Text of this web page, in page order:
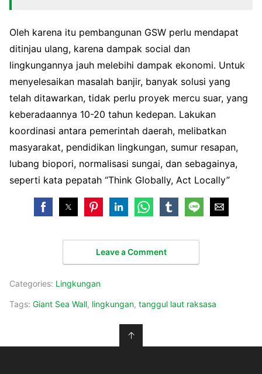
Oleh karena itu pembangunan GSW perlu mendapat
ditinjau ulang, karena dampak social dan
lingkungannya jauh melebihi dampak ekonomi. Untuk
menyelesaikan masalah banjir, banyak solusi yang
telah ditawarkan, tidak perlu proyek mercu suar, yang
keberadaannya 10-20 tahun kedepan. Lakukan
koordinasi antara pemerintah daerah, melibatkan
masyarakat, pendidikan lingkungan, sumur resapan,
lubang biopori, normalisasi sungai, dan sebagainya,
seperti kata pepatah “Think Globally, Act Locally”
Leave a Comment
Categories: Lingkungan
Tags: Giant Sea Wall, lingkungan, tanggul laut raksasa
↑